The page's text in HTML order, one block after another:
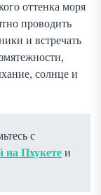
оттенка моря
проводить
и встречать
солнце и
с
на Пхукете и